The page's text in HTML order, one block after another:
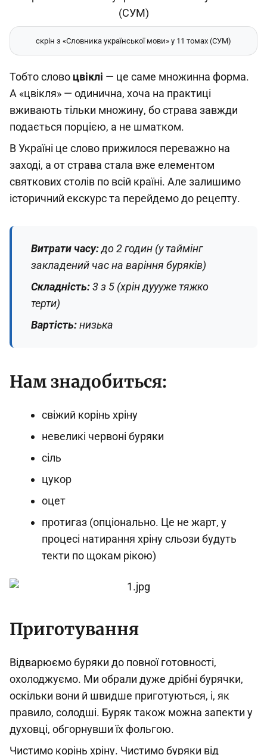
скрін з «Словника української мови» у 11 томах (СУМ)
Тобто слово цвіклі — це саме множинна форма.
А «цвікля» — одинична, хоча на практиці
вживають тільки множину, бо страва завжди
подається порцією, а не шматком.
В Україні це слово прижилося переважно на
заході, а от страва стала вже елементом
святкових столів по всій країні. Але залишимо
історичний екскурс та перейдемо до рецепту.
Витрати часу:до 2 годин (у таймінг
закладений час на варіння буряків)
Складність:3 з 5 (хрін дуууже тяжко
терти)
Вартість:низька
Нам знадобиться:
свіжий корінь хріну
невеликі червоні буряки
сіль
цукор
оцет
протигаз (опціонально. Це не жарт, у
процесі натирання хріну сльози будуть
текти по щокам рікою)
Приготування
Відварюємо буряки до повної готовності,
охолоджуємо. Ми обрали дуже дрібні бурячки,
оскільки вони й швидше приготуються, і, як
правило, солодші. Буряк також можна запекти у
духовці, обгорнувши їх фольгою.
Чистимо корінь хріну. Чистимо буряки від